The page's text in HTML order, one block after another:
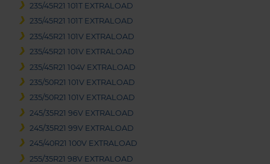
235/45R21 101T EXTRALOAD
235/45R21 101T EXTRALOAD
235/45R21 101V EXTRALOAD
235/45R21 101V EXTRALOAD
235/45R21 104V EXTRALOAD
235/50R21 101V EXTRALOAD
235/50R21 101V EXTRALOAD
245/35R21 96V EXTRALOAD
245/35R21 99V EXTRALOAD
245/40R21 100V EXTRALOAD
255/35R21 98V EXTRALOAD